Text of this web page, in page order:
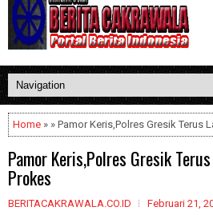
Home » » Pamor Keris,Polres Gresik Terus
Pamor Keris,Polres Gresik
Prokes
BERITACAKRAWALA.CO.ID Februari 21,